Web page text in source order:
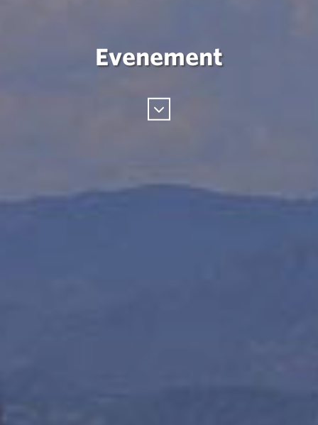
Evenement